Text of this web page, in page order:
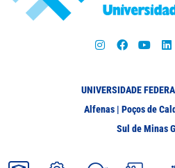
UNIVERSIDADE
Alfenas | Poços de
Sul de Minas